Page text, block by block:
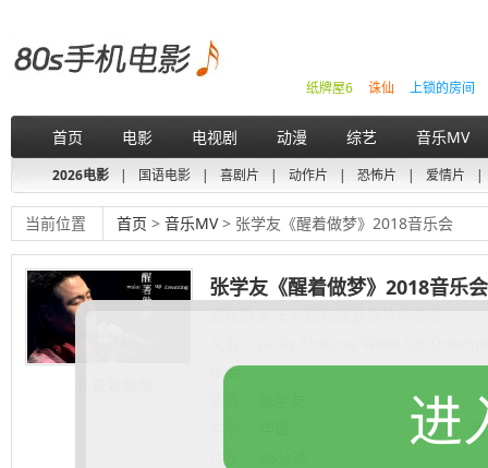
上锁的房间
诛仙
纸牌屋6
首页 电影 电视剧 动漫 综艺 音乐MV
2026电影 | 国语电影 | 喜剧片 | 动作片 | 恐怖片 | 爱情片 |
当前位置 首页 > 音乐MV> 张学友《醒着做梦》2018音乐会
张学友《醒着做梦》2018音乐会
乐会
地区：
片长：
进